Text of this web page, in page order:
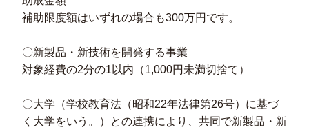
補助限度額はいずれの場合も300万円です。
〇新製品・新技術を開発する事業
対象経費の2分の1以内（1,000円未満切捨て）
〇大学（学校教育法（昭和22年法律第26号）に基づ
く大学をいう。）との連携により、共同で新製品・新